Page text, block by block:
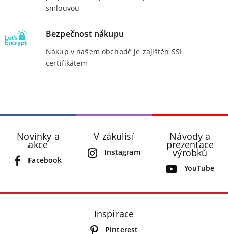
smlouvou
Bezpečnost nákupu
Nákup v našem obchodě je zajištěn SSL
certifikátem
Novinky a
akce
Facebook
V zákulisí
Instagram
Návody a
prezentace
výrobků
YouTube
Inspirace
Pinterest